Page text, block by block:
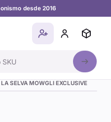
desde 2016
SELVA MOWGLI EXCLUSIVE